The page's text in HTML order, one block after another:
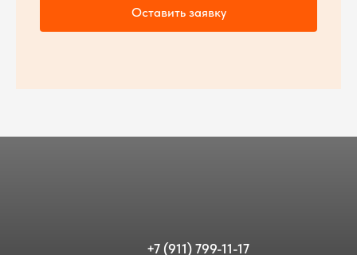
Оставить заявку
+7 (911) 799-11-17